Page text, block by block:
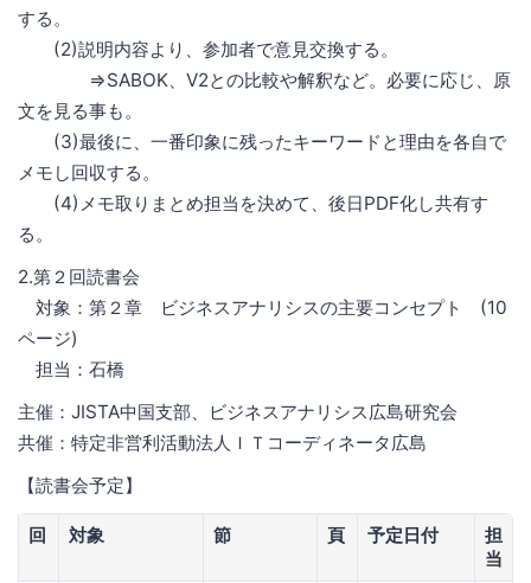
する。
(2)説明内容より、参加者で意見交換する。
⇒SABOK、V2との比較や解釈など。必要に応じ、原
文を見る事も。
(3)最後に、一番印象に残ったキーワードと理由を各自で
メモし回収する。
(4)メモ取りまとめ担当を決めて、後日PDF化し共有す
る。
2.第２回読書会
対象：第２章 ビジネスアナリシスの主要コンセプト (10
ページ)
担当：石橋
主催：JISTA中国支部、ビジネスアナリシス広島研究会
共催：特定非営利活動法人ＩＴコーディネータ広島
【読書会予定】
回 対象 節 頁 予定日付
担
当